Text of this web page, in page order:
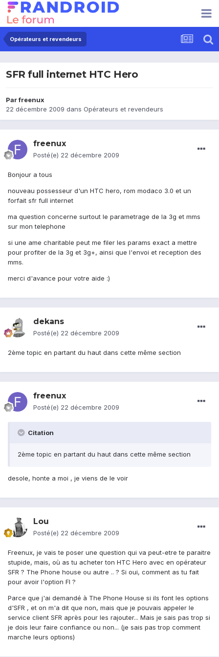
Opérateurs et revendeurs
SFR full internet HTC Hero
Parfreenux
22 décembre 2009 dans Opérateurs et revendeurs
freenux
Posté(e) 22 décembre 2009
Bonjour a tous
nouveau possesseur d'un HTC hero, rom modaco 3.0 et un
forfait sfr full internet
ma question concerne surtout le parametrage de la 3g et mms
sur mon telephone
si une ame charitable peut me filer les params exact a mettre
pour profiter de la 3g et 3g+, ainsi que l'envoi et reception des
mms.
merci d'avance pour votre aide :)
dekans
Posté(e) 22 décembre 2009
2ème topic en partant du haut dans cette même section
freenux
Posté(e) 22 décembre 2009
Citation
2ème topic en partant du haut dans cette même section
desole, honte a moi , je viens de le voir
Lou
Posté(e) 22 décembre 2009
Freenux, je vais te poser une question qui va peut-etre te paraitre
stupide, mais, où as tu acheter ton HTC Hero avec en opérateur
SFR ? The Phone house ou autre .. ? Si oui, comment as tu fait
pour avoir l'option FI ?
Parce que j'ai demandé à The Phone House si ils font les options
d'SFR , et on m'a dit que non, mais que je pouvais appeler le
service client SFR après pour les rajouter... Mais je sais pas trop si
je dois leur faire confiance ou non... (je sais pas trop comment
marche leurs options)